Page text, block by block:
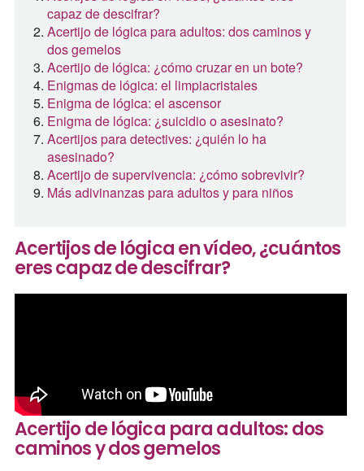
capaz de descifrar?
Acertijo de lógica para adultos: dos caminos y
dos gemelos
Acertijo de lógica: ¿cómo cruzar en un bote?
Enigmas de lógica: el limpiacristales
Enigma de lógica: el ascensor
Enigma de lógica: ¿suicidio o asesinato?
Acertijos para detectives: ¿quién lo ha
asesinado?
Acertijo de supervivencia: ¿cómo sobrevivir?
Más adivinanzas para adultos y para niños
Acertijos de lógica en vídeo, ¿cuántos
eres capaz de descifrar?
Acertijo de lógica para adultos: dos
caminos y dos gemelos